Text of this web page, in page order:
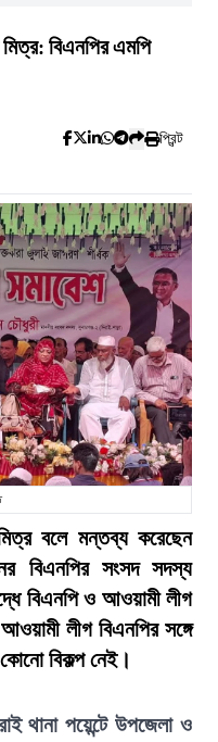
বিএনপির এমপি
প্রিন্ট
বলে মন্তব্য করেছেন
বিএনপির সংসদ সদস্য
বিএনপি ও আওয়ামী লীগ
লীগ বিএনপির সঙ্গে
বিকল্প নেই।
থানা পয়েন্টে উপজেলা ও